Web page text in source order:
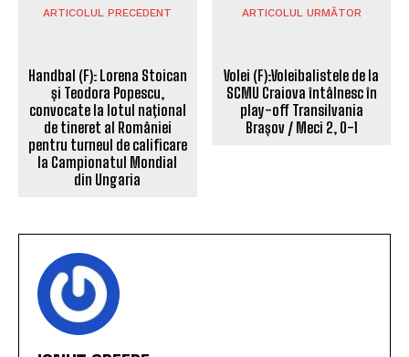
ARTICOLUL PRECEDENT
Handbal (F): Lorena Stoican
de tineret al României
la Campionatul Mondial
din Ungaria
ARTICOLUL URMĂTOR
Volei (F):Voleibalistele de la